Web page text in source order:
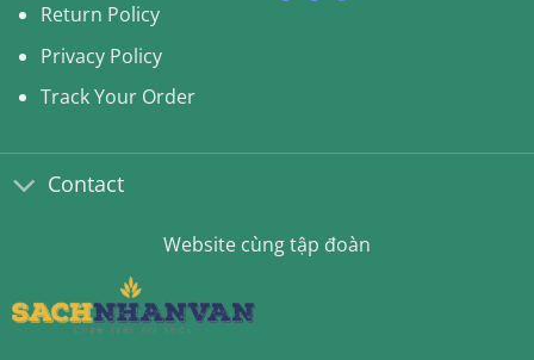
Return Policy
Privacy Policy
Track Your Order
Contact
Website cùng tập đoàn